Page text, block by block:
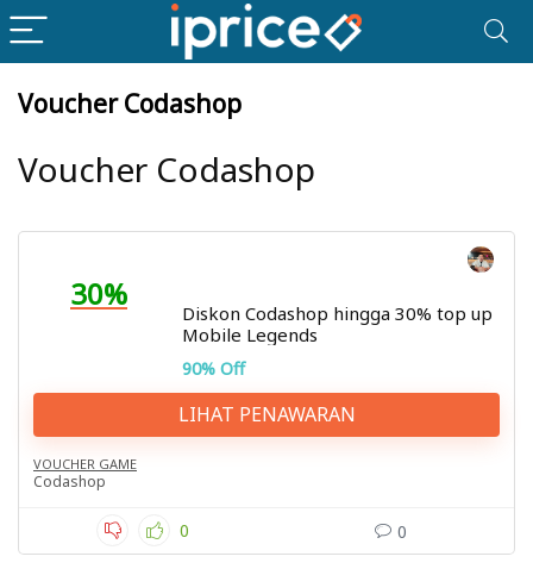
Voucher Codashop
Voucher Codashop
30%
Diskon Codashop hingga 30% top up
Mobile Legends
90% Off
LIHAT PENAWARAN
VOUCHER GAME
Codashop
0 0